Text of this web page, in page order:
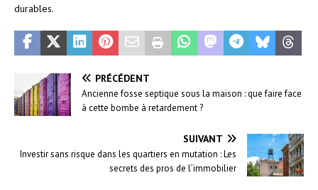
durables.
PRÉCÉDENT
Ancienne fosse septique sous la maison : que faire face
à cette bombe à retardement ?
SUIVANT
Investir sans risque dans les quartiers en mutation : Les
secrets des pros de l’immobilier